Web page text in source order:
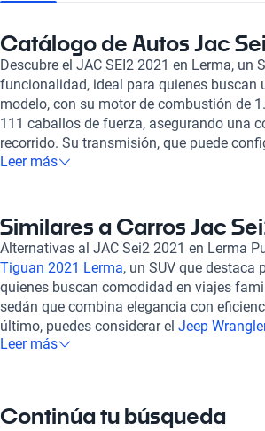
Catálogo de Autos Jac
Descubre el JAC SEI2 2021 en Lerma, un
funcionalidad, ideal para quienes buscan
modelo, con su motor de combustión de
111 caballos de fuerza, asegurando una
recorrido. Su transmisión, que puede
flexibilidad y confort en la experiencia de
enriquece la experiencia de conducción al
integración móvil, compatible con Apple
conectado mientras conduces. En Kavak,
exhaustivas inspecciones en más de
óptimas condiciones mecánicas y
adaptadas a tus necesidades y la
puedes contar con nuestro soporte
Leer más
Similares a Carros Jac
Alternativas al JAC Sei2 2021 en Lerma
Tiguan 2021 Lerma, un SUV que destaca
quienes buscan comodidad en viajes
sedán que combina elegancia con
último, puedes considerar el Jeep
experiencia única para los amantes de la
Leer más
Continúa tu búsqueda